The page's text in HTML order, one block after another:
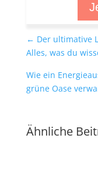
← Der ultimative
Alles, was du
Wie ein
grüne Oase
Ähnliche